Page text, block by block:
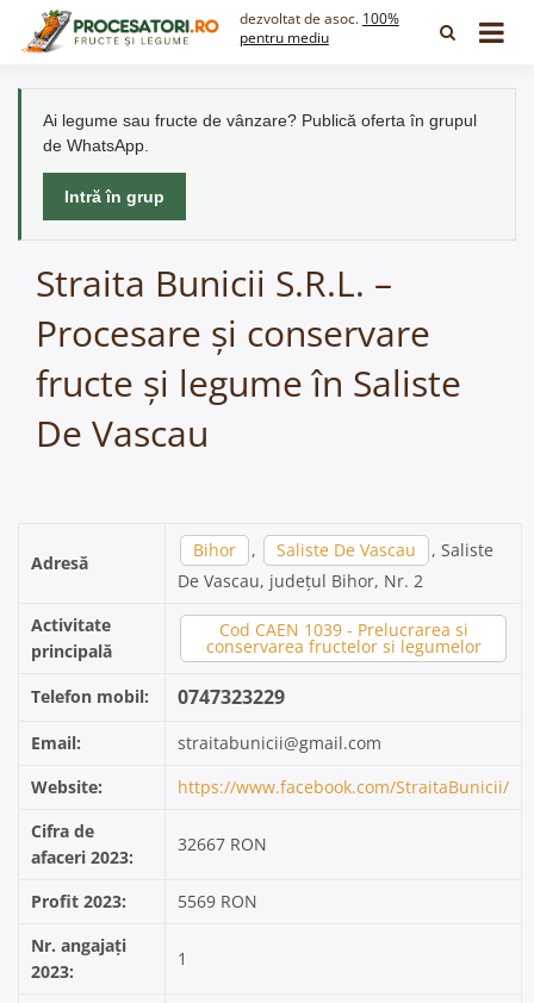
dezvoltat de asoc. 100%
pentru mediu
Ai legume sau fructe de vânzare? Publică oferta în grupul
de WhatsApp.
Intră în grup
Straita Bunicii S.R.L. –
Procesare și conservare
fructe și legume în Saliste
De Vascau
Adresă
Bihor , Saliste De Vascau
, Saliste
De Vascau, județul Bihor, Nr. 2
Activitate
principală
Cod CAEN 1039 - Prelucrarea si
conservarea fructelor si legumelor
Telefon mobil: 0747323229
Email:
straitabunicii@gmail.com
Website:
https://www.facebook.com/StraitaBunicii/
Cifra de
afaceri 2023:
32667 RON
Profit 2023:
5569 RON
Nr. angajați
2023:
1